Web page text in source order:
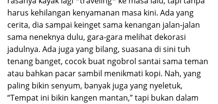
harus kehilangan kenyamanan masa kini. Ada yang
cerita, dia sampai keinget sama kenangan jalan-jalan
sama neneknya dulu, gara-gara melihat dekorasi
jadulnya. Ada juga yang bilang, suasana di sini tuh
tenang banget, cocok buat ngobrol santai sama teman
atau bahkan pacar sambil menikmati kopi. Nah, yang
paling bikin senyum, banyak juga yang nyeletuk,
“Tempat ini bikin kangen mantan,” tapi bukan dalam